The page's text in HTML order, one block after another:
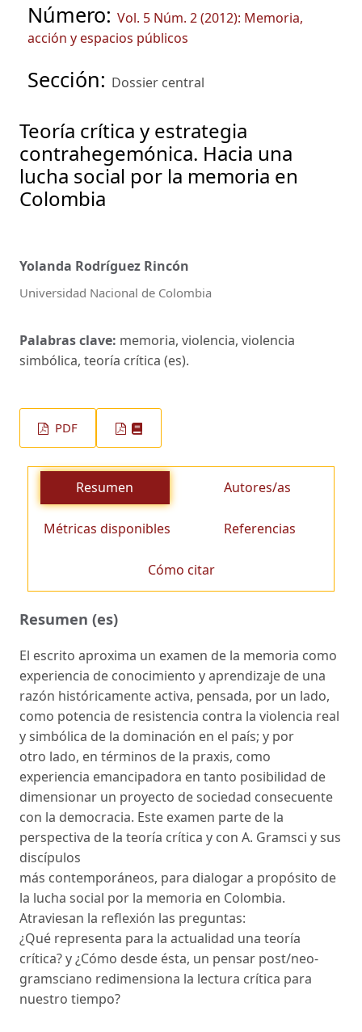
Número: Vol. 5 Núm. 2 (2012): Memoria,
acción y espacios públicos
Sección: Dossier central
Teoría crítica y estrategia
contrahegemónica. Hacia una
lucha social por la memoria en
Colombia
Yolanda Rodríguez Rincón
Universidad Nacional de Colombia
Palabras clave: memoria, violencia, violencia
simbólica, teoría crítica (es).
PDF
Resumen Autores/as
Métricas disponibles Referencias
Cómo citar
Resumen (es)
El escrito aproxima un examen de la memoria como
experiencia de conocimiento y aprendizaje de una
razón históricamente activa, pensada, por un lado,
como potencia de resistencia contra la violencia real
y simbólica de la dominación en el país; y por
otro lado, en términos de la praxis, como
experiencia emancipadora en tanto posibilidad de
dimensionar un proyecto de sociedad consecuente
con la democracia. Este examen parte de la
perspectiva de la teoría crítica y con A. Gramsci y sus
discípulos
más contemporáneos, para dialogar a propósito de
la lucha social por la memoria en Colombia.
Atraviesan la reflexión las preguntas:
¿Qué representa para la actualidad una teoría
crítica? y ¿Cómo desde ésta, un pensar post/neo-
gramsciano redimensiona la lectura crítica para
nuestro tiempo?